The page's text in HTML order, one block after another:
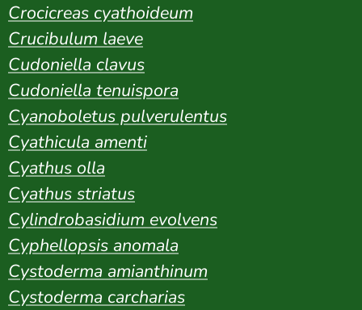
Crocicreas cyathoideum
Crucibulum laeve
Cudoniella clavus
Cudoniella tenuispora
Cyanoboletus pulverulentus
Cyathicula amenti
Cyathus olla
Cyathus striatus
Cylindrobasidium evolvens
Cyphellopsis anomala
Cystoderma amianthinum
Cystoderma carcharias